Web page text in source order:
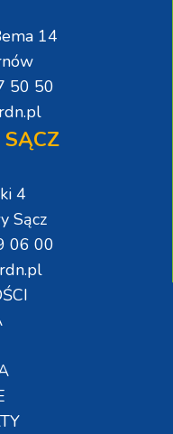
14
50 50
4
Sącz
06 00